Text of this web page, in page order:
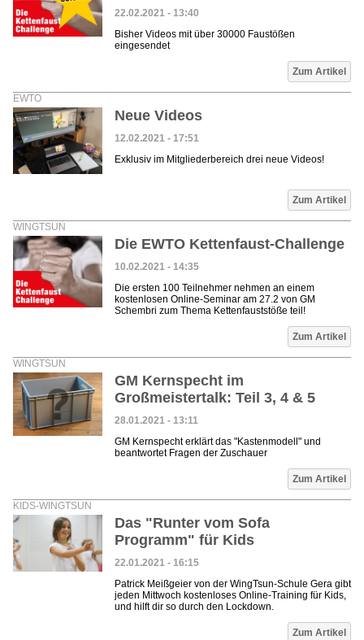
22.02.2021 - 13:40
Bisher Videos mit über 30000 Faustößen
eingesendet
Zum Artikel
EWTO
Neue Videos
12.02.2021 - 17:51
Exklusiv im Mitgliederbereich drei neue Videos!
Zum Artikel
WINGTSUN
Die EWTO Kettenfaust-Challenge
10.02.2021 - 14:35
Die ersten 100 Teilnehmer nehmen an einem
kostenlosen Online-Seminar am 27.2 von GM
Schembri zum Thema Kettenfauststöße teil!
Zum Artikel
WINGTSUN
GM Kernspecht im
Großmeistertalk: Teil 3, 4 & 5
28.01.2021 - 13:11
GM Kernspecht erklärt das "Kastenmodell" und
beantwortet Fragen der Zuschauer
Zum Artikel
KIDS-WINGTSUN
Das "Runter vom Sofa
Programm" für Kids
22.01.2021 - 16:15
Patrick Meißgeier von der WingTsun-Schule Gera gibt
jeden Mittwoch kostenloses Online-Training für Kids,
und hilft dir so durch den Lockdown.
Zum Artikel